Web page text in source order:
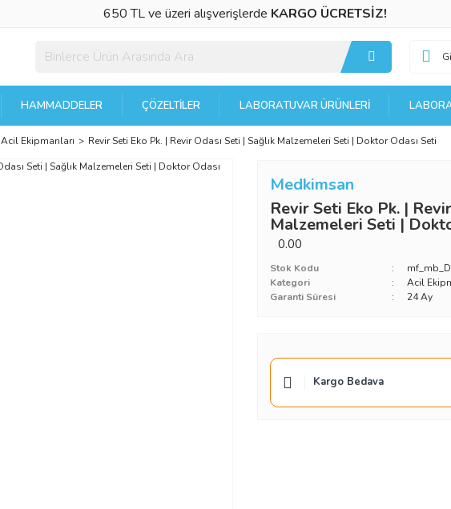
650 TL ve üzeri alışverişlerde KARGO ÜCRETSİZ!
HAMMADDELER ÇÖZELTILER LABORATUVAR ÜRÜNLERI
Acil Ekipmanları Revir Seti Eko Pk. | Revir Odası Seti | Sağlık Malzemeleri Seti | Doktor Odası Seti
Medkimsan
Revir Seti Eko Pk. |
Malzemeleri Seti |
0.00
Stok Kodu
Kategori
Acil
Garanti Süresi
24 Ay
Kargo Bedava